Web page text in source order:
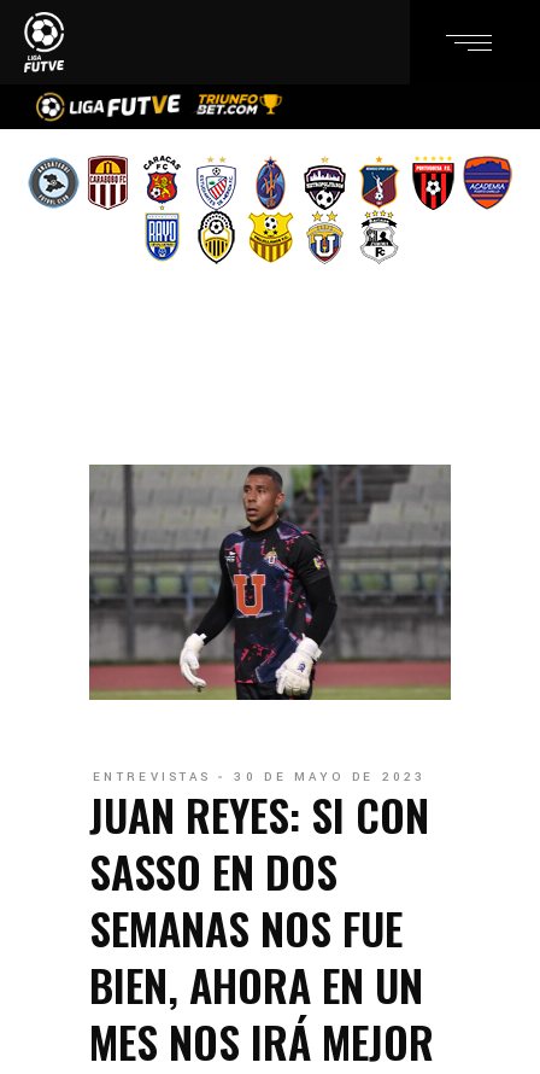
ENTREVISTAS 30 DE MAYO DE 2023
JUAN REYES: SI CON
SASSO EN DOS
SEMANAS NOS FUE
BIEN, AHORA EN UN
MES NOS IRÁ MEJOR